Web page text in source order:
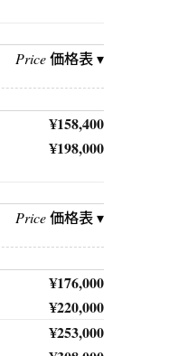
Price価格表 ▾
¥158,400
¥198,000
Price価格表 ▾
¥176,000
¥220,000
¥253,000